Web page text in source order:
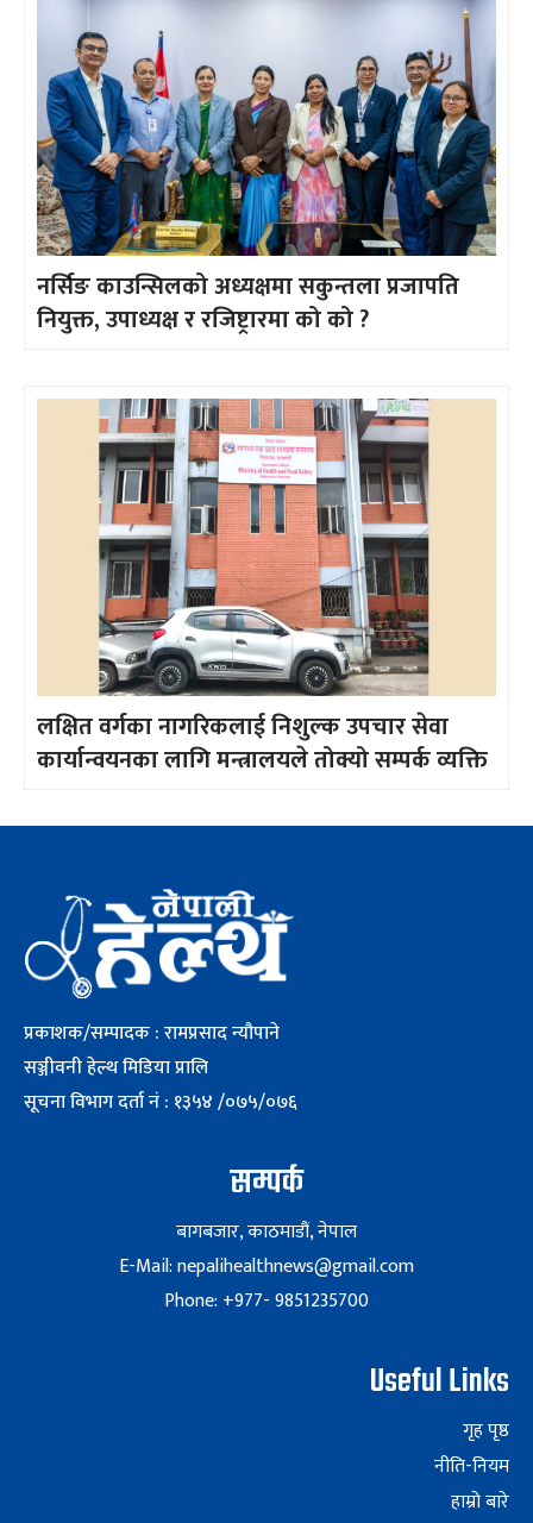
नर्सिङ काउन्सिलको अध्यक्षमा सकुन्तला प्रजापति
नियुक्त, उपाध्यक्ष र रजिष्ट्रारमा को को ?
लक्षित वर्गका नागरिकलाई निशुल्क उपचार सेवा
कार्यान्वयनका लागि मन्त्रालयले तोक्यो सम्पर्क व्यक्ति
प्रकाशक/सम्पादक : रामप्रसाद न्यौपाने
सञ्जीवनी हेल्थ मिडिया प्रालि
सूचना विभाग दर्ता नं : १३५४ /०७५/०७६
सम्पर्क
बागबजार, काठमाडौं, नेपाल
E-Mail: nepalihealthnews@gmail.com
Phone: +977- 9851235700
Useful Links
गृह पृष्ठ
नीति-नियम
हाम्रो बारे